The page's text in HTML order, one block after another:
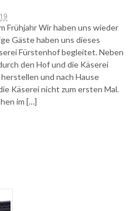
Frühjahr Wir haben uns wieder
Gäste haben uns dieses
Fürstenhof begleitet. Neben
den Hof und die Käserei
und nach Hause
Käserei nicht zum ersten Mal.
im […]